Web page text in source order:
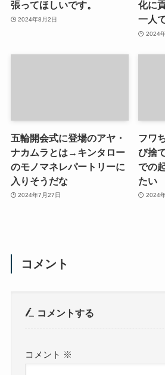
張ってほしいです。
2024年8月2日
化に
一人
2024
五輪開会式に登場のアヤ・
ナカムラとは→キンタロー
のモノマネレパートリーに
入りそうだな
2024年7月27日
フワ
び捨
での
たい
2024
コメント
コメントする
コメント ※